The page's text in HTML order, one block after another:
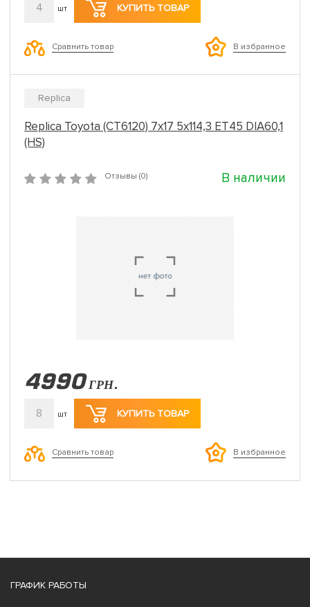
4 шт КУПИТЬ ТОВАР
Сравнить товар В избранное
Replica
Replica Toyota (CT6120) 7x17 5x114,3 ET45 DIA60,1
(HS)
Отзывы (0) В наличии
4990 ГРН.
8 шт КУПИТЬ ТОВАР
Сравнить товар В избранное
ГРАФИК РАБОТЫ